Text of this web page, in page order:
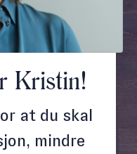
Kristin!
at du skal
mindre